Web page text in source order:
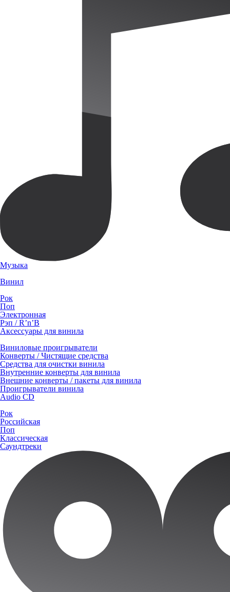
Музыка
Винил
Рок
Поп
Электронная
Рэп / R’n’B
Аксессуары для винила
Виниловые проигрыватели
Конверты / Чистящие средства
Средства для очистки винила
Внутренние конверты для винила
Внешние конверты / пакеты для винила
Проигрыватели винила
Audio CD
Рок
Российская
Поп
Классическая
Саундтреки